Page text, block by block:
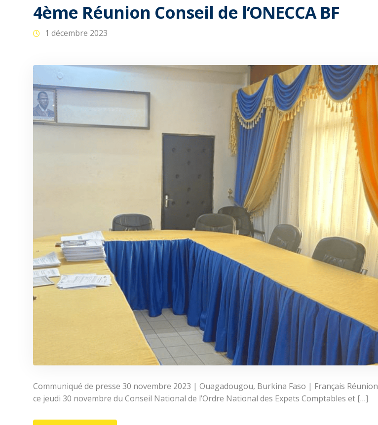
4ème Réunion Conseil de l’ONECCA BF
1 décembre 2023
Communiqué de presse 30 novembre 2023 | Ouagadougou, Burkina Faso | Français Réunion
ce jeudi 30 novembre du Conseil National de l’Ordre National des Expets Comptables et […]